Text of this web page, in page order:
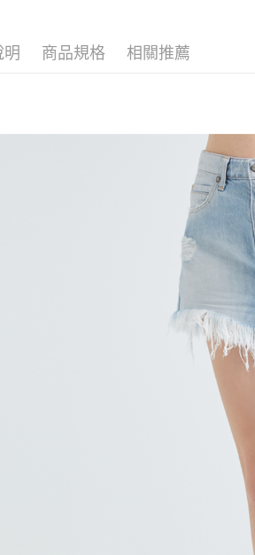
明 商品規格 相關推薦